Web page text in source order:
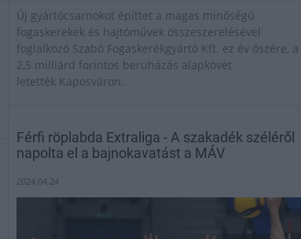
Új gyártócsarnokot építtet a magas minőségű
fogaskerekek és hajtóművek összeszerelésével
foglalkozó Szabó Fogaskerékgyártó Kft. ez év őszére, a
2,5 milliárd forintos beruházás alapkövét
letették Kaposváron.
Férfi röplabda Extraliga - A szakadék széléről
napolta el a bajnokavatást a MÁV
2024.04.24